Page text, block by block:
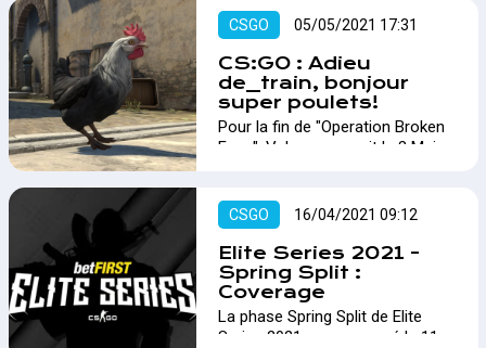
scène Belge!…
CSGO 05/05/2021 17:31
CS:GO : Adieu
de_train, bonjour
super poulets!
Pour la fin de "Operation Broken
Fang", Valve proposait le 3 Mai
explique tout.…
CSGO 16/04/2021 09:12
Elite Series 2021 -
Spring Split :
Coverage
La phase Spring Split de Elite
Series 2021 a commencé le 11